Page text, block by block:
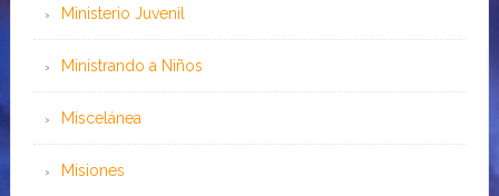
Ministerio Juvenil
Ministrando a Niños
Miscelánea
Misiones